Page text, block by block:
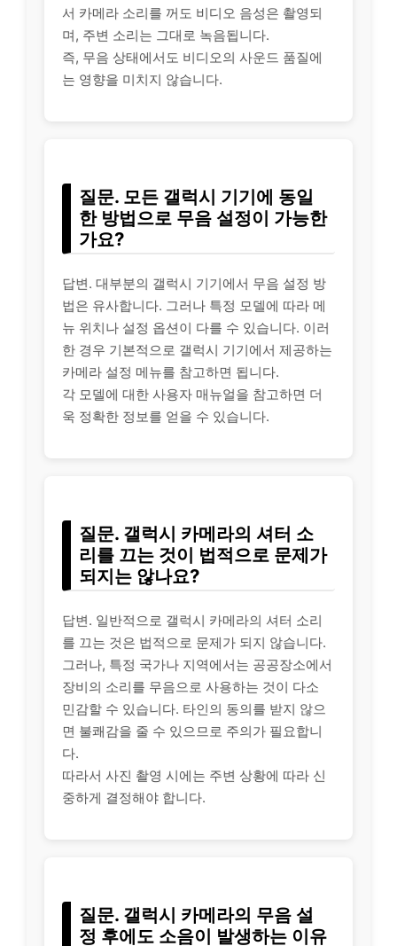
서 카메라 소리를 꺼도 비디오 음성은 촬영되
며, 주변 소리는 그대로 녹음됩니다.
즉, 무음 상태에서도 비디오의 사운드 품질에
는 영향을 미치지 않습니다.
질문. 모든 갤럭시 기기에 동일
한 방법으로 무음 설정이 가능한
가요?
답변. 대부분의 갤럭시 기기에서 무음 설정 방
법은 유사합니다. 그러나 특정 모델에 따라 메
뉴 위치나 설정 옵션이 다를 수 있습니다. 이러
한 경우 기본적으로 갤럭시 기기에서 제공하는
카메라 설정 메뉴를 참고하면 됩니다.
각 모델에 대한 사용자 매뉴얼을 참고하면 더
욱 정확한 정보를 얻을 수 있습니다.
질문. 갤럭시 카메라의 셔터 소
리를 끄는 것이 법적으로 문제가
되지는 않나요?
답변. 일반적으로 갤럭시 카메라의 셔터 소리
를 끄는 것은 법적으로 문제가 되지 않습니다.
그러나, 특정 국가나 지역에서는 공공장소에서
장비의 소리를 무음으로 사용하는 것이 다소
민감할 수 있습니다. 타인의 동의를 받지 않으
면 불쾌감을 줄 수 있으므로 주의가 필요합니
다.
따라서 사진 촬영 시에는 주변 상황에 따라 신
중하게 결정해야 합니다.
질문. 갤럭시 카메라의 무음 설
정 후에도 소음이 발생하는 이유